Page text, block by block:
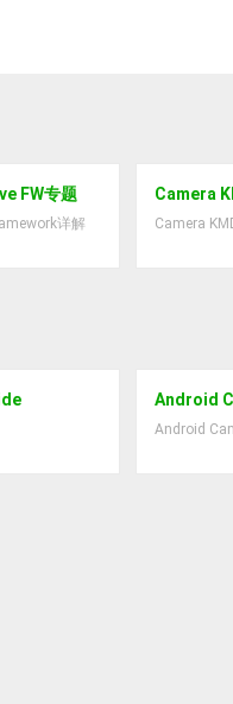
FW专题
详解
Camera
Camera
Android
Android